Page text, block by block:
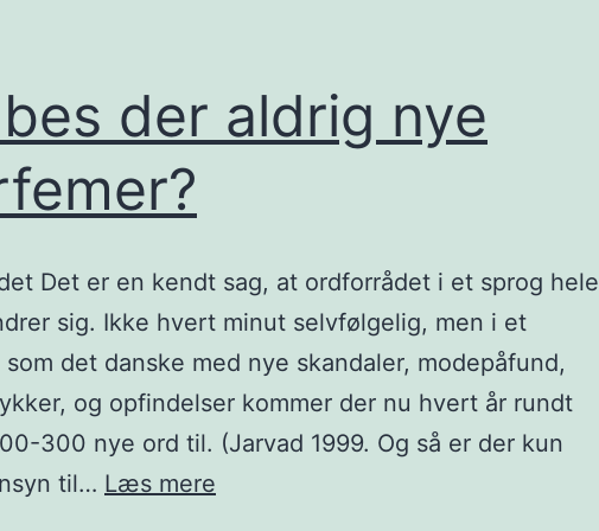
der aldrig nye
Det er en kendt sag, at ordforrådet i et sprog hele
sig. Ikke hvert minut selvfølgelig, men i et
som det danske med nye skandaler, modepåfund,
og opfindelser kommer der nu hvert år rundt
300 nye ord til. (Jarvad 1999. Og så er der kun
til… Læs mere